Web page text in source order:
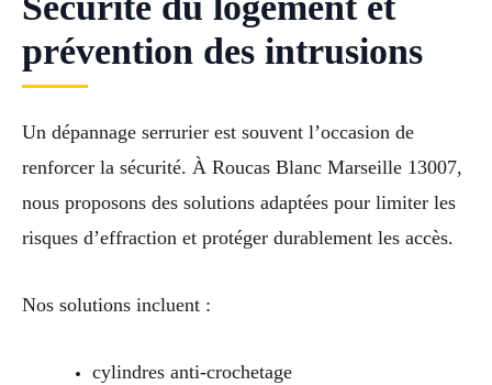
prévention des intrusions
Un dépannage serrurier est souvent l’occasion de
renforcer la sécurité. À Roucas Blanc Marseille 13007,
nous proposons des solutions adaptées pour limiter les
risques d’effraction et protéger durablement les accès.
Nos solutions incluent :
cylindres anti-crochetage